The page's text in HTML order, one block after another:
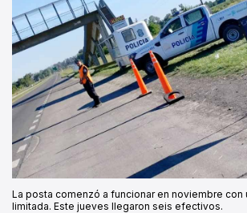
La posta comenzó a funcionar en noviembre con
limitada. Este jueves llegaron seis efectivos.